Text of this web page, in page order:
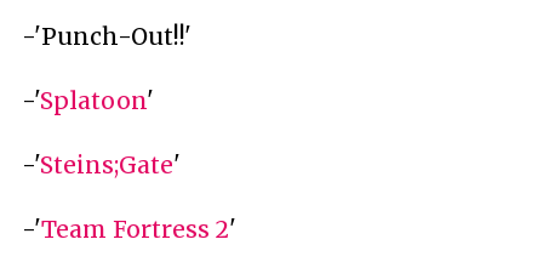
-'Punch-Out!!'
-'Splatoon'
-'Steins;Gate'
-'Team Fortress 2'